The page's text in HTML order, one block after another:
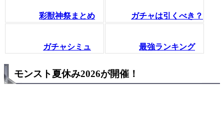
彩獣神祭まとめ ガチャは引くべき？
ガチャシミュ 最強ランキング
モンスト夏休み2026が開催！